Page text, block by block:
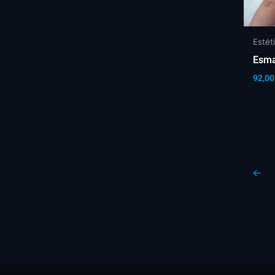
92,00
←